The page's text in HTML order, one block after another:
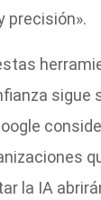
precisión».
sigue
la IA